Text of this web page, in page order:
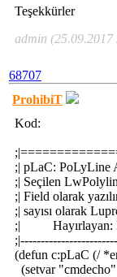
Teşekkürler
admin
68707
ProhibiT
Kod:
;| pLaC:
;| Seçilen
;| Field olarak
;| sayısı olarak
;| Hayırlayan:
(defun c:pLaC (/
(setvar